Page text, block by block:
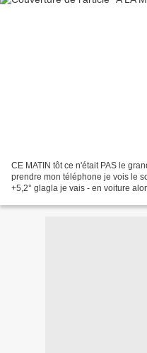
CE MATIN tôt ce n'était PAS le
prendre mon téléphone je vois le
+5,2° glagla je vais - en voiture